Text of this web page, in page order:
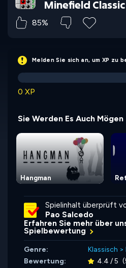
Minefield Classic
85%
Melden Sie sich an, um XP zu
0 XP
Sie Werden Es Auch Mögen
Hangman
Spielinhalt überprüft
Pao Salcedo
Erfahren Sie mehr über
Spielbewertung
Genre: Klassisch >
Bewertung:
4.4 / 5